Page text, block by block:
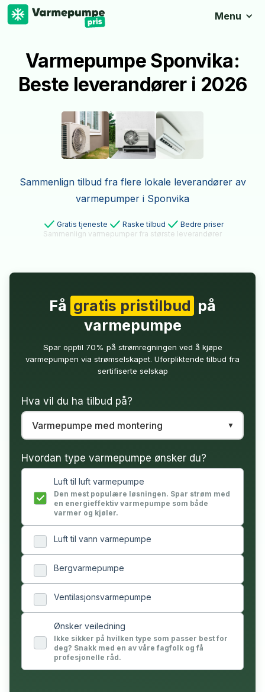
Menu
Varmepumpe Sponvika:
Beste leverandører i 2026
Sammenlign tilbud fra flere lokale leverandører av
varmepumper i Sponvika
Gratis tjeneste Raske tilbud
Bedre priser
Sammenlign varmepumper fra største leverandører
Få gratis pristilbud på
varmepumpe
Spar opptil 70% på strømregningen ved å kjøpe
varmepumpen via strømselskapet. Uforpliktende tilbud fra
sertifiserte selskap
Hva vil du ha tilbud på?
Hvordan type varmepumpe ønsker du?
Luft til luft varmepumpe
Den mest populære løsningen. Spar strøm med
en energieffektiv varmepumpe som både
varmer og kjøler.
Luft til vann varmepumpe
Bergvarmepumpe
Ventilasjonsvarmepumpe
Ønsker veiledning
Ikke sikker på hvilken type som passer best for
deg? Snakk med en av våre fagfolk og få
profesjonelle råd.